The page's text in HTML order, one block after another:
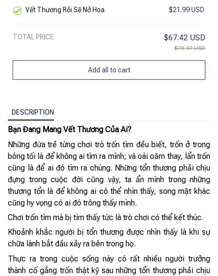
Vết Thương Rồi Sẽ Nở Hoa $21.99 USD
TOTAL PRICE $67.42 USD
$70.97 USD
Add all to cart
DESCRIPTION
Bạn Đang Mang Vết Thương Của Ai?
Những đứa trẻ từng chơi trò trốn tìm đều biết, trốn ở trong
bóng tối là để không ai tìm ra mình; và oái oăm thay, lẩn trốn
cũng là để ai đó tìm ra chúng. Những tổn thương phải chịu
đựng trong cuộc đời cũng vậy, ta ẩn mình trong những
thương tổn là để không ai có thể nhìn thấy, song mặt khác
cũng hy vọng có ai đó trông thấy mình.
Chơi trốn tìm mà bị tìm thấy tức là trò chơi có thể kết thúc.
Khoảnh khắc người bị tổn thương được nhìn thấy là khi sự
chữa lành bắt đầu xảy ra bên trong họ.
Thực ra trong cuộc sống này có rất nhiều người trưởng
thành cố gắng trốn thật kỹ sau những tổn thương phải chịu